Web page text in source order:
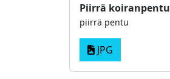
Piirrä koiranpentu
piirrä pentu
JPG